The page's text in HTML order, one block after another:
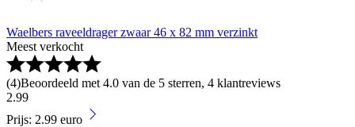
Waelbers raveeldrager zwaar 46 x 82 mm verzinkt
Meest verkocht
(4)Beoordeeld met 4.0 van de 5 sterren, 4 klantreviews
2.99
Prijs: 2.99 euro